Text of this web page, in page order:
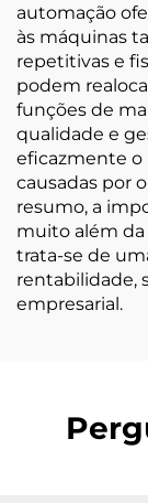
automação
às máquinas
repetitivas e
podem
funções de
qualidade e
eficazmente o
causadas por
resumo, a
muito além da
trata-se de
rentabilidade,
empresarial.